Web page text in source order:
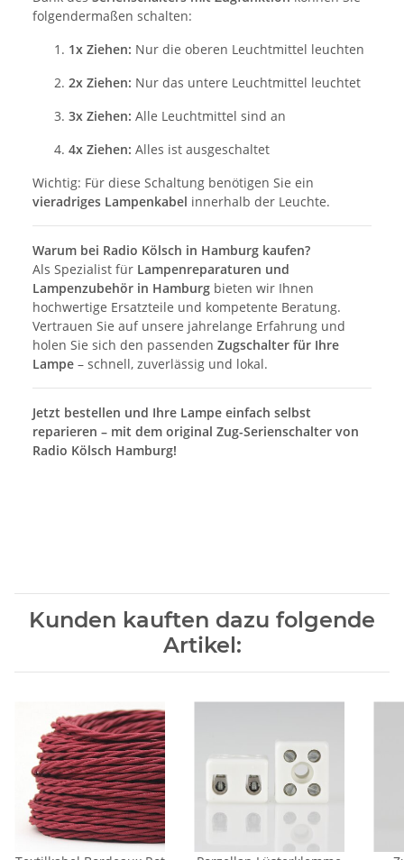
folgendermaßen schalten:
1x Ziehen: Nur die oberen Leuchtmittel leuchten
2x Ziehen: Nur das untere Leuchtmittel leuchtet
3x Ziehen: Alle Leuchtmittel sind an
4x Ziehen: Alles ist ausgeschaltet
Wichtig: Für diese Schaltung benötigen Sie ein
vieradriges Lampenkabel innerhalb der Leuchte.
Warum bei Radio Kölsch in Hamburg kaufen?
Als Spezialist für Lampenreparaturen und
Lampenzubehör in Hamburg bieten wir Ihnen
hochwertige Ersatzteile und kompetente Beratung.
Vertrauen Sie auf unsere jahrelange Erfahrung und
holen Sie sich den passenden Zugschalter für Ihre
Lampe – schnell, zuverlässig und lokal.
Jetzt bestellen und Ihre Lampe einfach selbst
reparieren – mit dem original Zug-Serienschalter von
Radio Kölsch Hamburg!
Kunden kauften dazu folgende
Artikel: